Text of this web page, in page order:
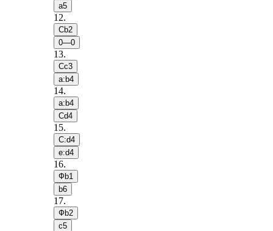
a5
12.
Сb2
0—0
13.
Сc3
a:b4
14.
a:b4
Сd4
15.
С:d4
e:d4
16.
Фb1
b6
17.
Фb2
c5